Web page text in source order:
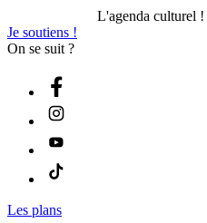
L'agenda culturel !
Je soutiens !
On se suit ?
Les plans